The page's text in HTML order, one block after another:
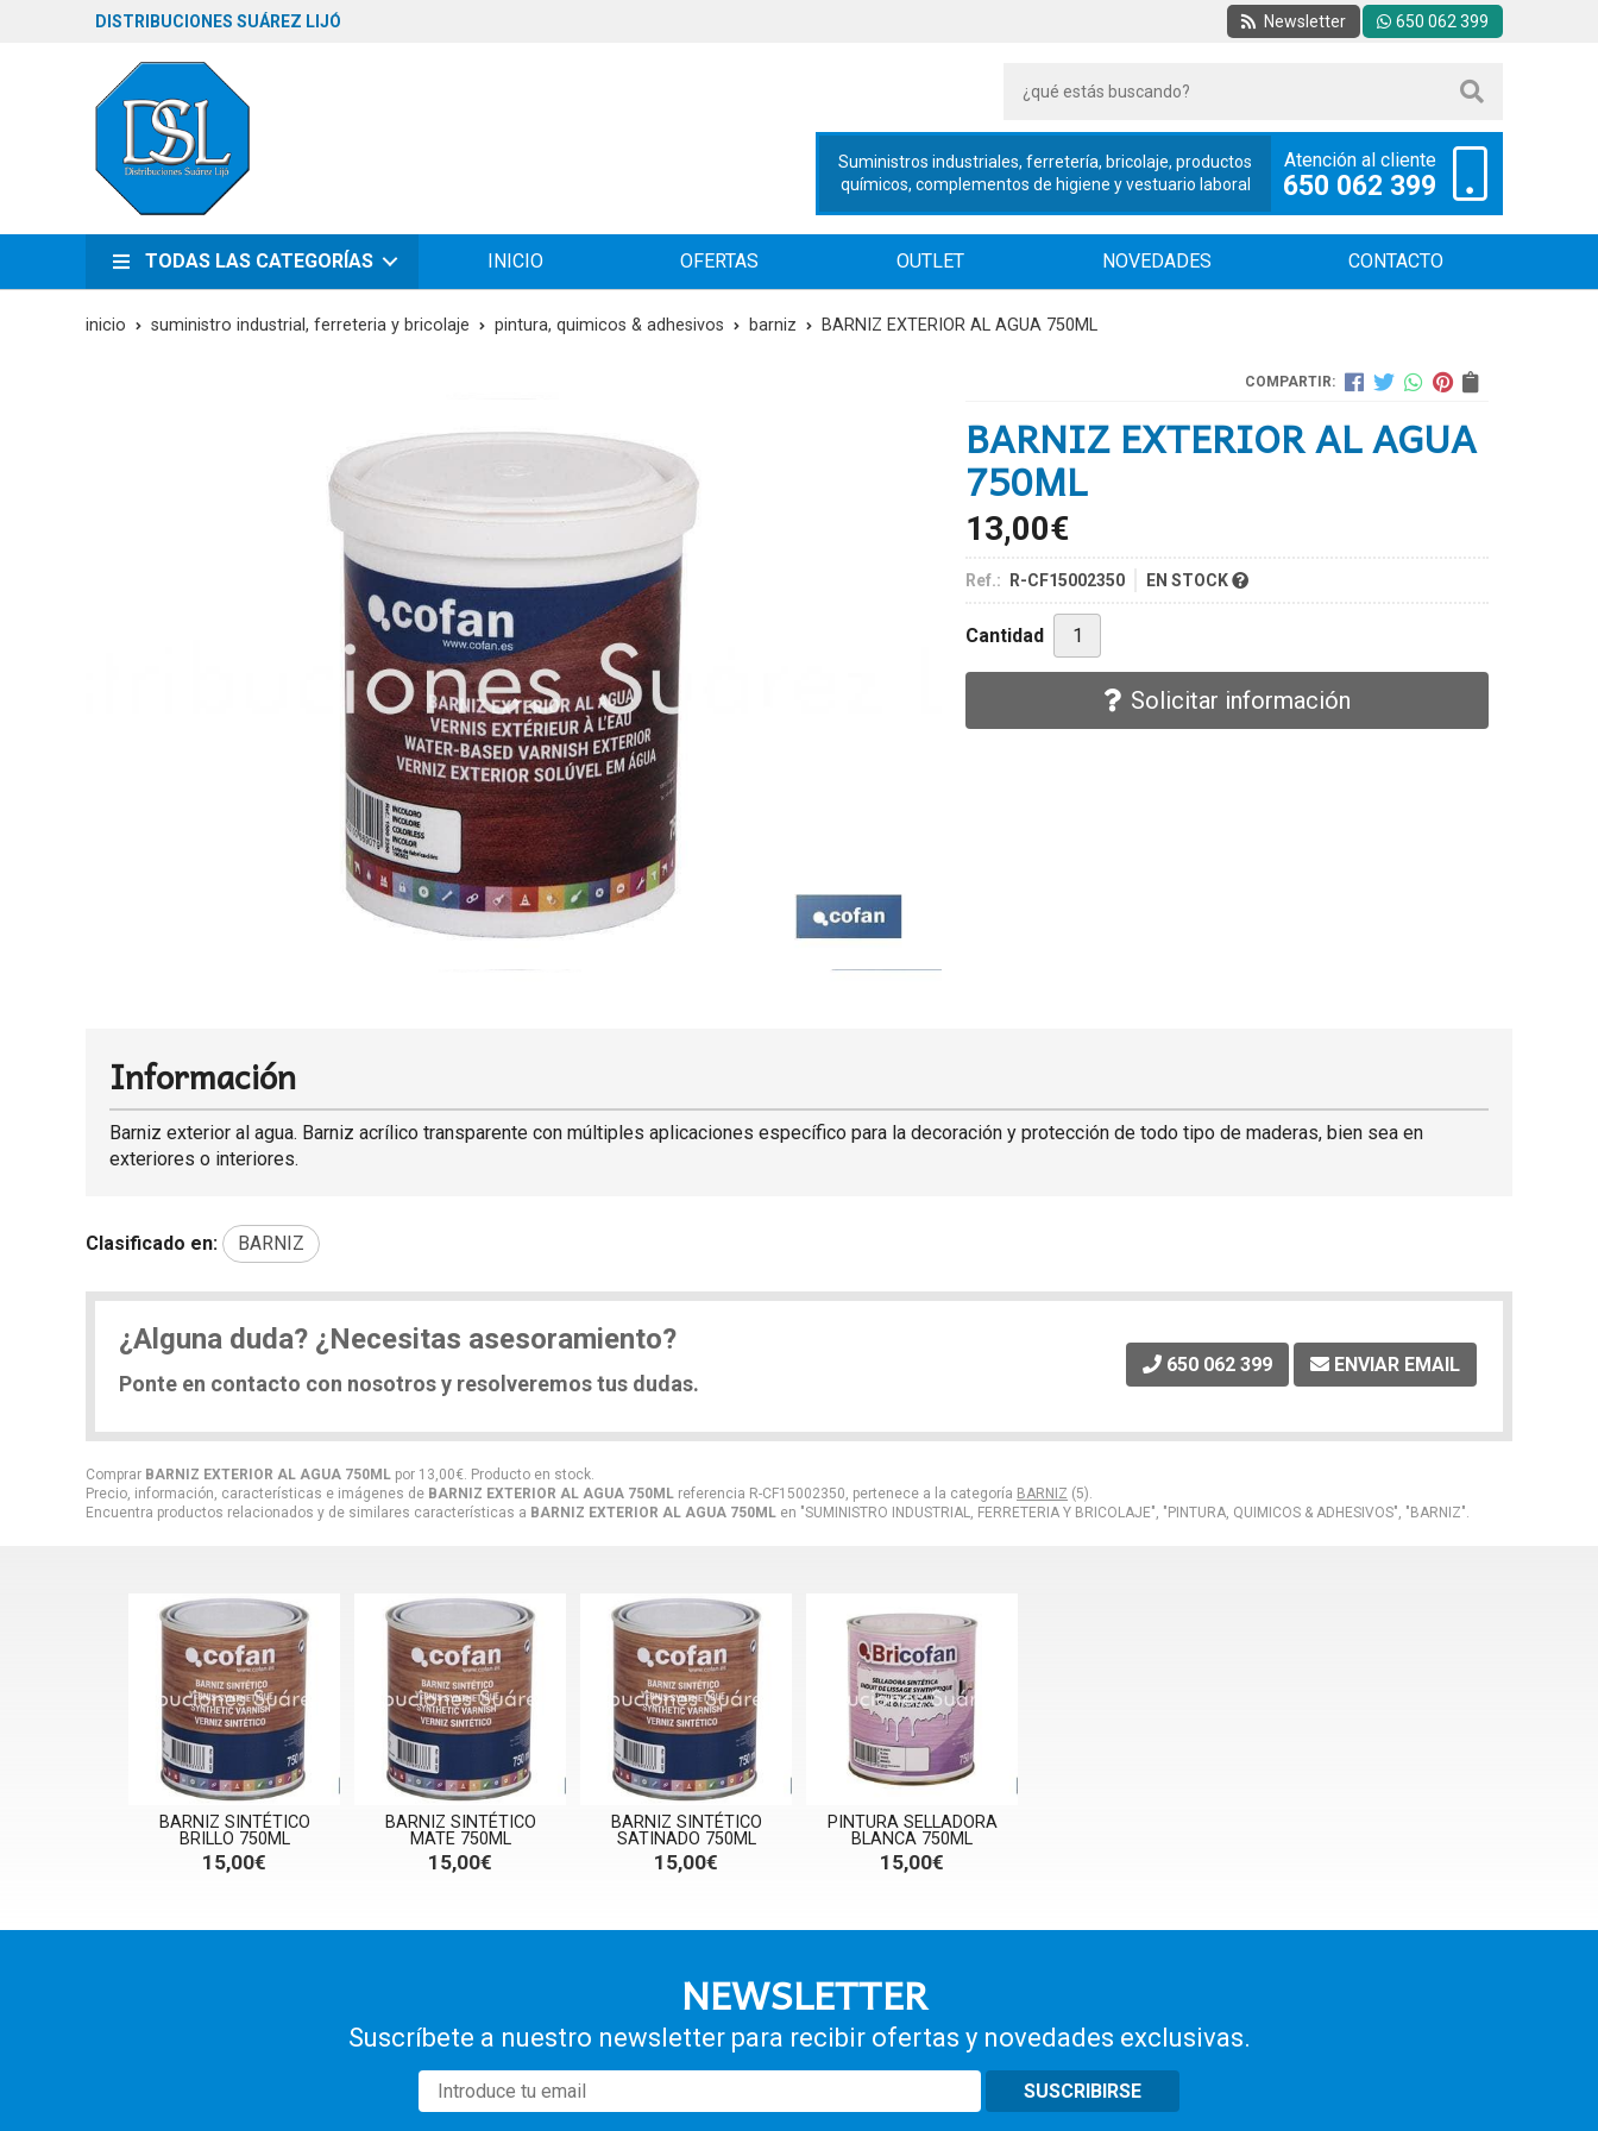
DISTRIBUCIONES SUÁREZ LIJÓ Newsletter 650 062 399
Suministros industriales, ferretería, bricolaje, productos
químicos, complementos de higiene y vestuario laboral
Atención al cliente
650 062 399
TODAS LAS CATEGORÍAS INICIO OFERTAS OUTLET NOVEDADES CONTACTO
inicio suministro industrial, ferreteria y bricolaje pintura, quimicos & adhesivos barniz BARNIZ EXTERIOR AL AGUA 750ML
COMPARTIR:
BARNIZ EXTERIOR AL AGUA
750ML
13,00€
Ref.: R-CF15002350 EN STOCK
Cantidad
Solicitar información
Comprar BARNIZ EXTERIOR AL AGUA 750ML por 13,00€. Producto en stock.
Precio, información, características e imágenes de BARNIZ EXTERIOR AL AGUA 750ML referencia R-CF15002350, pertenece a la categoría BARNIZ (5).
Encuentra productos relacionados y de similares características a BARNIZ EXTERIOR AL AGUA 750ML en "SUMINISTRO INDUSTRIAL, FERRETERIA Y BRICOLAJE", "PINTURA, QUIMICOS & ADHESIVOS", "BARNIZ".
Información
Barniz exterior al agua. Barniz acrílico transparente con múltiples aplicaciones específico para la decoración y protección de todo tipo de maderas, bien sea en
exteriores o interiores.
Clasificado en: BARNIZ
¿Alguna duda? ¿Necesitas asesoramiento?
Ponte en contacto con nosotros y resolveremos tus dudas.
650 062 399 ENVIAR EMAIL
BARNIZ SINTÉTICO
BRILLO 750ML
15,00€
BARNIZ SINTÉTICO
MATE 750ML
15,00€
BARNIZ SINTÉTICO
SATINADO 750ML
15,00€
PINTURA SELLADORA
BLANCA 750ML
15,00€
NEWSLETTER
Suscríbete a nuestro newsletter para recibir ofertas y novedades exclusivas.
SUSCRIBIRSE